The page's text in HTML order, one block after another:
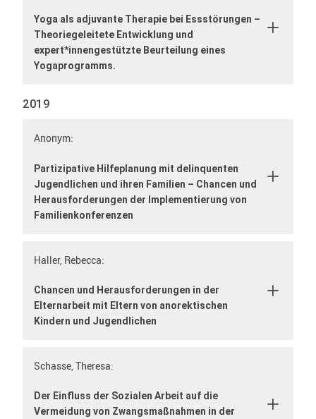
Yoga als adjuvante Therapie bei Essstörungen –
Theoriegeleitete Entwicklung und
expert*innengestützte Beurteilung eines
Yogaprogramms.
2019
Anonym:
Partizipative Hilfeplanung mit delinquenten
Jugendlichen und ihren Familien – Chancen und
Herausforderungen der Implementierung von
Familienkonferenzen
Haller, Rebecca:
Chancen und Herausforderungen in der
Elternarbeit mit Eltern von anorektischen
Kindern und Jugendlichen
Schasse, Theresa:
Der Einfluss der Sozialen Arbeit auf die
Vermeidung von Zwangsmaßnahmen in der